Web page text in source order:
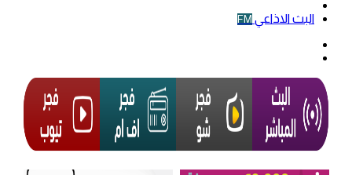
البث الاذاعي FM